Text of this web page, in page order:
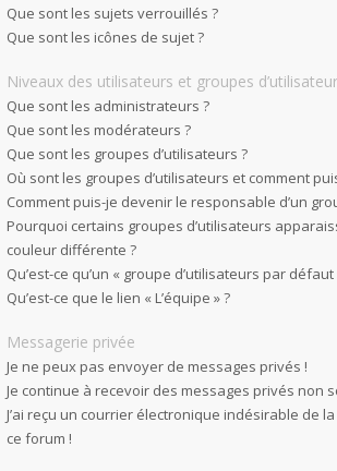
Que sont les sujets verrouillés ?
Que sont les icônes de sujet ?
Niveaux des utilisateurs et groupes
Que sont les administrateurs ?
Que sont les modérateurs ?
Que sont les groupes d’utilisateurs ?
Où sont les groupes d’utilisateurs et comment
Comment puis-je devenir le responsable d’un
Pourquoi certains groupes d’utilisateurs
couleur différente ?
Qu’est-ce qu’un « groupe d’utilisateurs par défaut
Qu’est-ce que le lien « L’équipe » ?
Messagerie privée
Je ne peux pas envoyer de messages privés !
Je continue à recevoir des messages privés non
J’ai reçu un courrier électronique indésirable de
ce forum !